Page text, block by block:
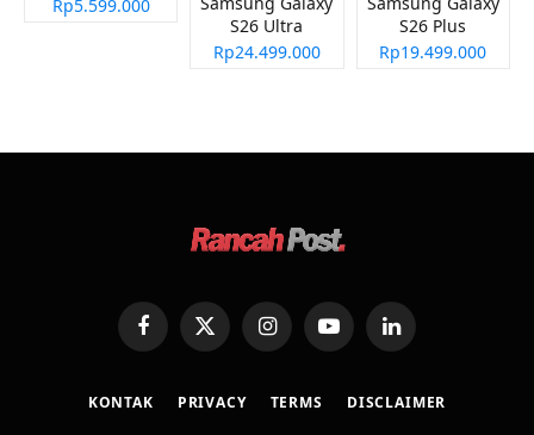
Rp5.599.000
S26 Ultra
Rp24.499.000
S26 Plus
Rp19.499.000
FacebookX
(Twitter)
InstagramYouTubeLinkedIn
KONTAK PRIVACY TERMS DISCLAIMER